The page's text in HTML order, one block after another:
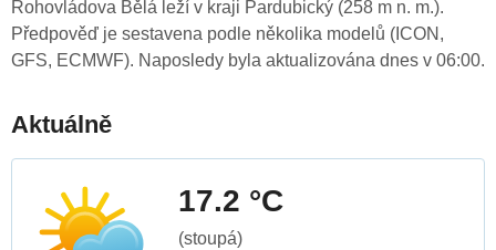
Rohovládova Bělá leží v kraji Pardubický (258 m n. m.).
Předpověď je sestavena podle několika modelů (ICON,
GFS, ECMWF). Naposledy byla aktualizována dnes v 06:00.
Aktuálně
17.2 °C
(stoupá)